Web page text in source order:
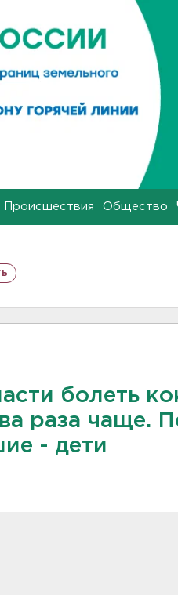
Происшествия Общество
болеть
раза чаще.
- дети